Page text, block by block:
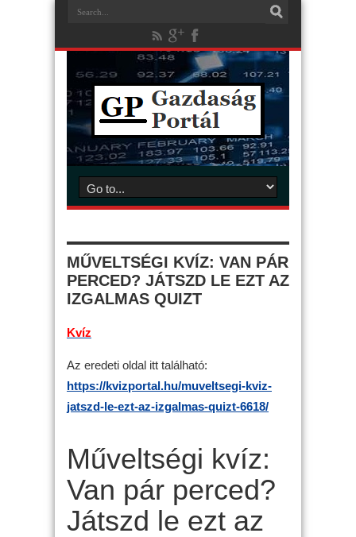
MŰVELTSÉGI KVÍZ: VAN PÁR
PERCED? JÁTSZD LE EZT AZ
IZGALMAS QUIZT
Kvíz
Az eredeti oldal itt található:
https://kvizportal.hu/muveltsegi-kviz-
jatszd-le-ezt-az-izgalmas-quizt-6618/
Műveltségi kvíz:
Van pár perced?
Játszd le ezt az